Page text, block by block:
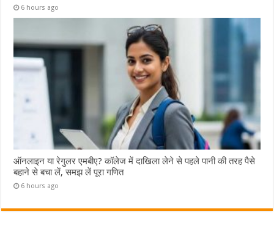
6 hours ago
ऑनलाइन या रेगुलर एमबीए? कॉलेज में दाखिला लेने से पहले पानी की तरह पैसे
बहाने से बचा लें, समझ लें पूरा गणित
6 hours ago